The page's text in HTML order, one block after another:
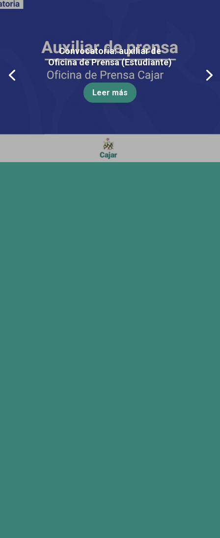
Convocatoria: auxiliar de
Oficina de Prensa (Estudiante)
Leer más